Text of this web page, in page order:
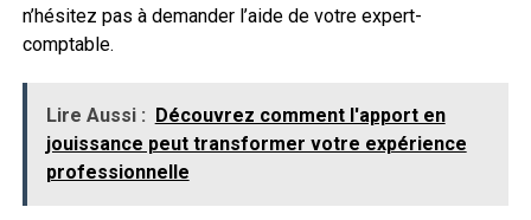
n’hésitez pas à demander l’aide de votre expert-
comptable.
Lire Aussi : Découvrez comment l'apport en
jouissance peut transformer votre expérience
professionnelle